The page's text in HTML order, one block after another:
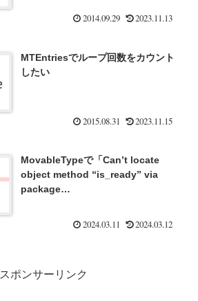
2014.09.29 2023.11.13
MTEntriesでループ回数をカウント
したい
2015.08.31 2023.11.15
MovableTypeで「Can’t locate
object method “is_ready” via
package
2024.03.11 2024.03.12
スポンサーリンク